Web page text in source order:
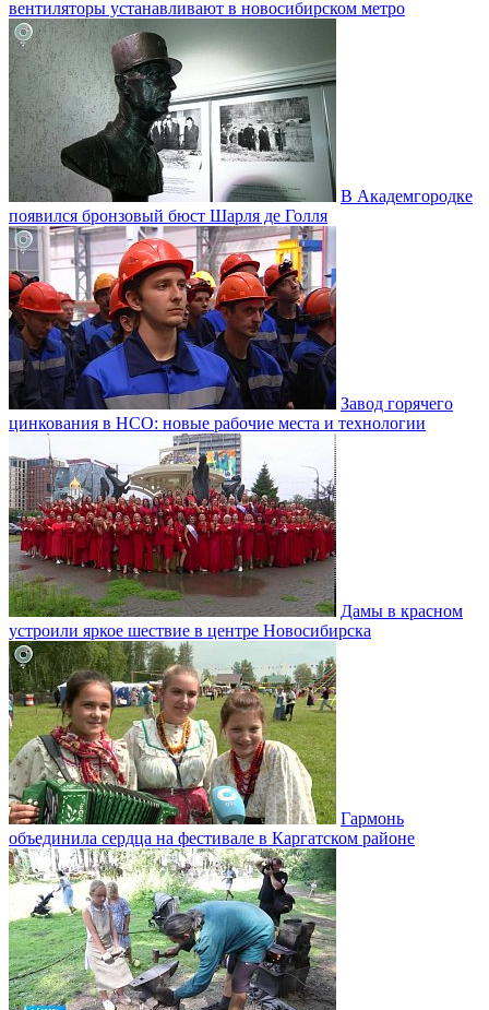
вентиляторы устанавливают в новосибирском метро
В Академгородке
появился бронзовый бюст Шарля де Голля
Завод горячего
цинкования в НСО: новые рабочие места и технологии
Дамы в красном
устроили яркое шествие в центре Новосибирска
Гармонь
объединила сердца на фестивале в Каргатском районе